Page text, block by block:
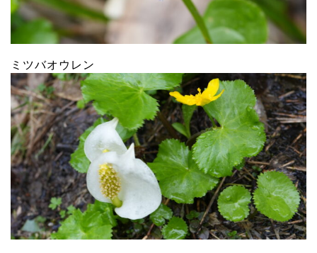
ミツバオウレン